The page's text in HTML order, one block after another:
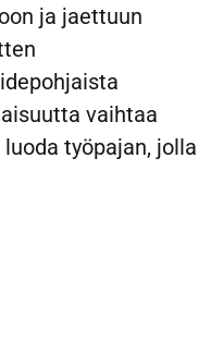
ja jaettuun
vaihtaa
työpajan, jolla